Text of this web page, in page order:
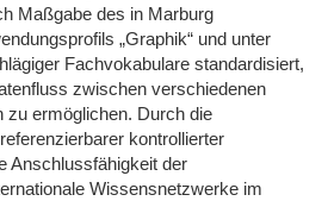
Maßgabe des in Marburg
„Graphik“ und unter
Fachvokabulare standardisiert,
zwischen verschiedenen
zu ermöglichen. Durch die
kontrollierter
Anschlussfähigkeit der
Wissensnetzwerke im